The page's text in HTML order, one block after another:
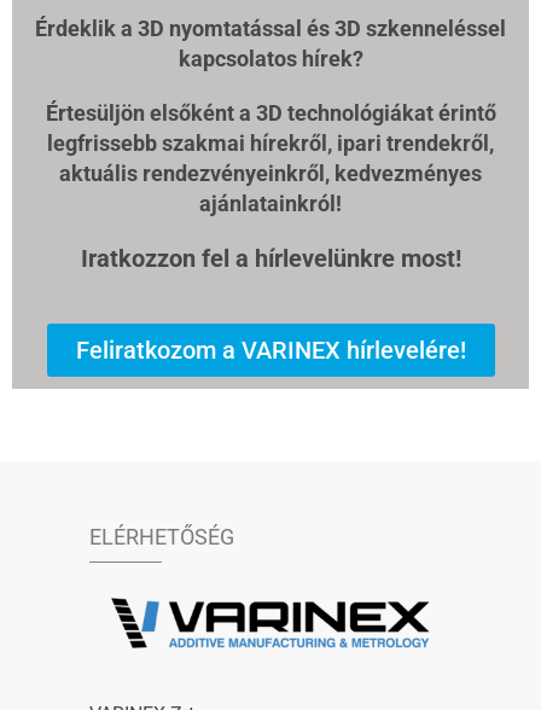
Érdeklik a 3D nyomtatással és 3D szkenneléssel
kapcsolatos hírek?
Értesüljön elsőként a 3D technológiákat érintő
legfrissebb szakmai hírekről, ipari trendekről,
aktuális rendezvényeinkről, kedvezményes
ajánlatainkról!
Iratkozzon fel a hírlevelünkre most!
Feliratkozom a VARINEX hírlevelére!
ELÉRHETŐSÉG